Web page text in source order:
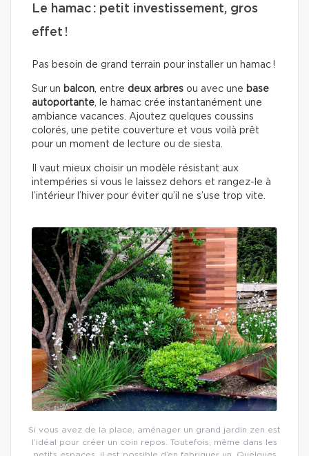
Le hamac : petit investissement, gros
effet !
Pas besoin de grand terrain pour installer un hamac !
Sur un balcon , entre deux arbres ou avec une base
autoportante , le hamac crée instantanément une
ambiance vacances. Ajoutez quelques coussins
colorés, une petite couverture et vous voilà prêt
pour un moment de lecture ou de siesta.
Il vaut mieux choisir un modèle résistant aux
intempéries si vous le laissez dehors et rangez-le à
l’intérieur l’hiver pour éviter qu’il ne s’use trop vite.
Si vous avez de la place, aménager un grand jardin zen est
l’idéal pour créer un coin repos. Toutefois, même dans les